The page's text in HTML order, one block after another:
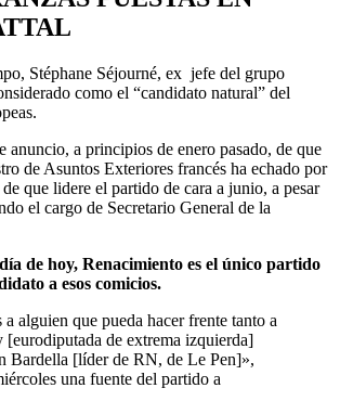
Stéphane Séjourné, ex jefe del grupo
como el “candidato natural” del
anuncio, a principios de enero pasado, de que
de Asuntos Exteriores francés ha echado por
de que lidere el partido de cara a junio, a pesar
el cargo de Secretario General de la
de hoy, Renacimiento es el único partido
a esos comicios.
a alguien que pueda hacer frente tanto a
de extrema izquierda]
Bardella [líder de RN, de Le Pen]»,
una fuente del partido a